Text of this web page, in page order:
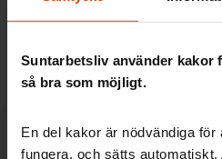
Suntarbetsliv använder kakor
så bra som möjligt.
En del kakor är nödvändiga för
fungera, och sätts
checklistor
Arbetsmiljö och